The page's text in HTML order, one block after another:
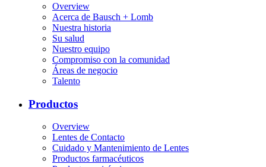
Overview
Acerca de Bausch + Lomb
Nuestra historia
Su salud
Nuestro equipo
Compromiso con la comunidad
Áreas de negocio
Talento
Productos
Overview
Lentes de Contacto
Cuidado y Mantenimiento de Lentes
Productos farmacéuticos